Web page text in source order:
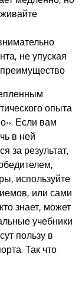
не упуская
опыта
Если вам
в ней
за результат,
используйте
или сами
знает, может
учебники
пользу в
Так что